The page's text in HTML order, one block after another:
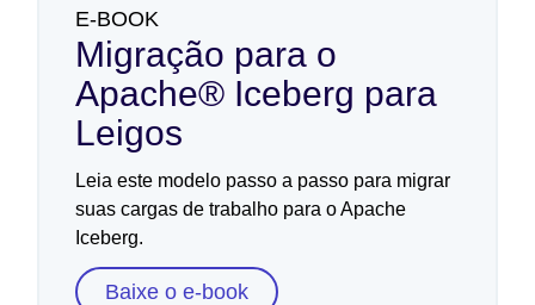
E-BOOK
Migração para o
Apache® Iceberg para
Leigos
Leia este modelo passo a passo para migrar
suas cargas de trabalho para o Apache
Iceberg.
Baixe o e-book